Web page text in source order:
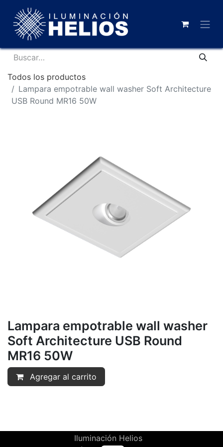
Todos los productos
Lampara empotrable wall washer Soft Architecture
USB Round MR16 50W
Lampara empotrable wall washer
Soft Architecture USB Round
MR16 50W
Agregar al carrito
Iluminación Helios